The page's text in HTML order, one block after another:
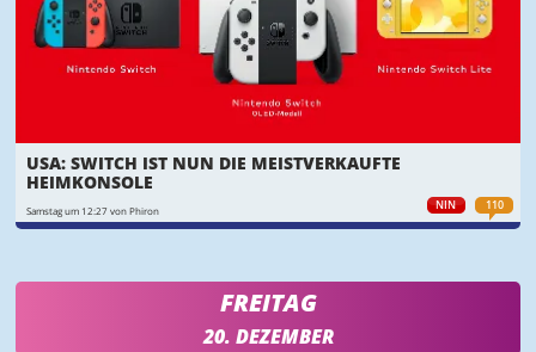
NIN 110
USA: SWITCH IST NUN DIE MEISTVERKAUFTE
HEIMKONSOLE
Samstag um 12:27 von Phiron
FREITAG
20. DEZEMBER